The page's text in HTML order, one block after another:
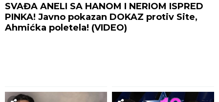
SVAĐA ANELI SA HANOM I NERIOM ISPRED
PINKA! Javno pokazan DOKAZ protiv Site,
Ahmićka poletela! (VIDEO)